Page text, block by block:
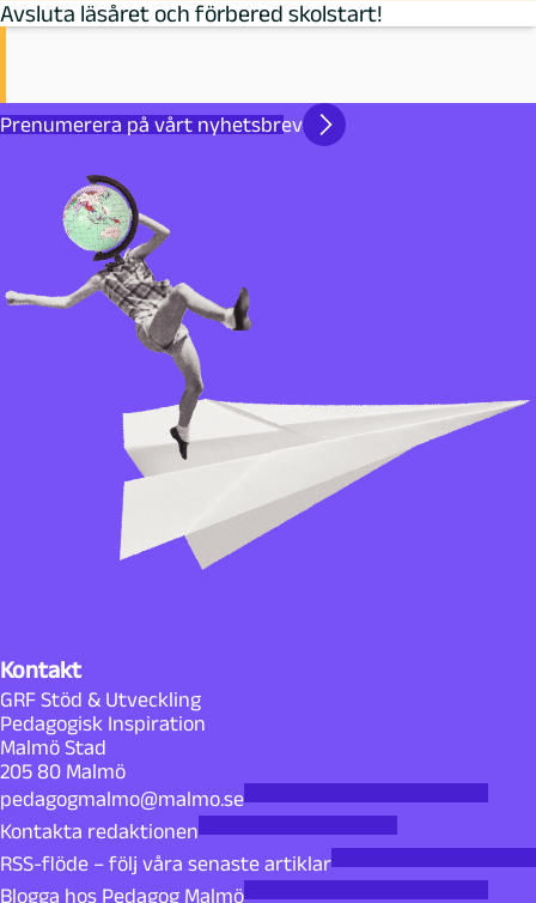
Avsluta läsåret och förbered skolstart!
Prenumerera på vårt nyhetsbrev
Kontakt
GRF Stöd & Utveckling
Pedagogisk Inspiration
Malmö Stad
205 80 Malmö
pedagogmalmo@malmo.se
Kontakta redaktionen
RSS-flöde – följ våra senaste artiklar
Blogga hos Pedagog Malmö